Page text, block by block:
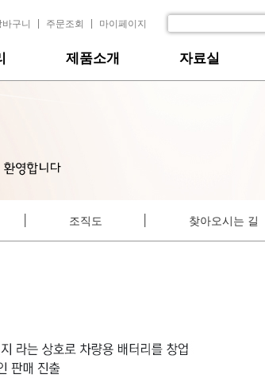
바구니 주문조회 마이페이지
제품소개 자료실
조직도 찾아오시는 길